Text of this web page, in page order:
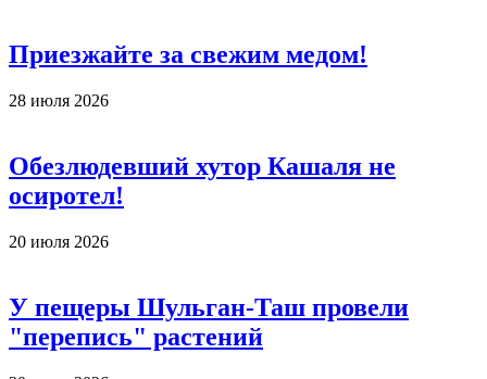
Приезжайте за свежим медом!
28 июля 2026
Обезлюдевший хутор Кашаля не
осиротел!
20 июля 2026
У пещеры Шульган-Таш провели
"перепись" растений